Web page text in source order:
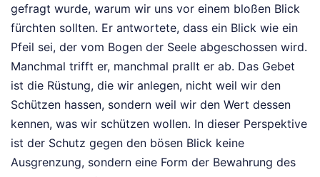
gefragt wurde, warum wir uns vor einem bloßen Blick
fürchten sollten. Er antwortete, dass ein Blick wie ein
Pfeil sei, der vom Bogen der Seele abgeschossen wird.
Manchmal trifft er, manchmal prallt er ab. Das Gebet
ist die Rüstung, die wir anlegen, nicht weil wir den
Schützen hassen, sondern weil wir den Wert dessen
kennen, was wir schützen wollen. In dieser Perspektive
ist der Schutz gegen den bösen Blick keine
Ausgrenzung, sondern eine Form der Bewahrung des